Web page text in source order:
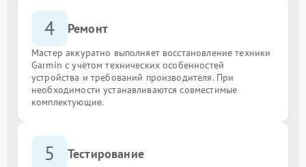
4 Ремонт
Мастер аккуратно выполняет восстановление техники
Garmin с учётом технических особенностей
устройства и требований производителя. При
необходимости устанавливаются совместимые
комплектующие.
5 Тестирование